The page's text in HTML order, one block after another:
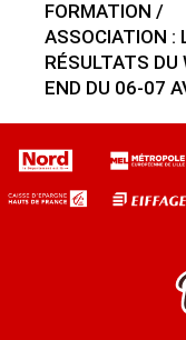
FORMATION /
ASSOCIATION :
RÉSULTATS DU
END DU 06-07